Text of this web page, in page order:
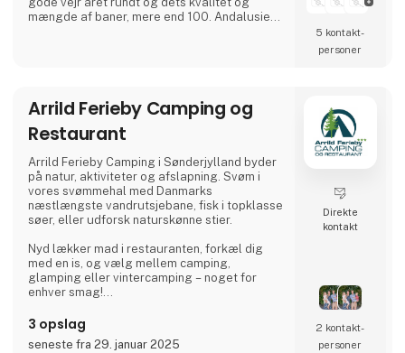
mængde af baner, mere end 100. Andalusien
uovertruffen gæstfrihed og en infrastruktur,
der kan rumme 500.000 golfspillere, der
5 kontakt­
personer
Arrild Ferieby Camping og
Restaurant
Arrild Ferieby Camping i Sønderjylland byder
på natur, aktiviteter og afslapning. Svøm i
vores svømmehal med Danmarks
næstlængste vandrutsjebane, fisk i topklasse
søer, eller udforsk naturskønne stier.
Nyd lækker mad i restauranten, forkæl dig
med en is, og vælg mellem camping,
glamping eller vintercamping – noget for
enhver smag!
Book din ferie og oplev ægte ferieidyl hos
Arrild Ferieby Camping!
3 opslag
seneste fra 29. januar 2025
Direkte
kontakt
2 kontakt­
personer